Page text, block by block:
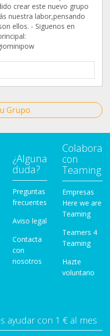
crear este nuevo grupo
nuestra labor,pensando
ellos. - Siguenos en
Grupo
¿Alguna
duda?
Preguntas
frecuentes
Aviso legal
Contacta
con
nosotros
Colabora
con
Teaming
Empresas
Here we are
Teaming
Teamers 4
Teaming
Hazte
voluntario
ayudar con 1 € al mes